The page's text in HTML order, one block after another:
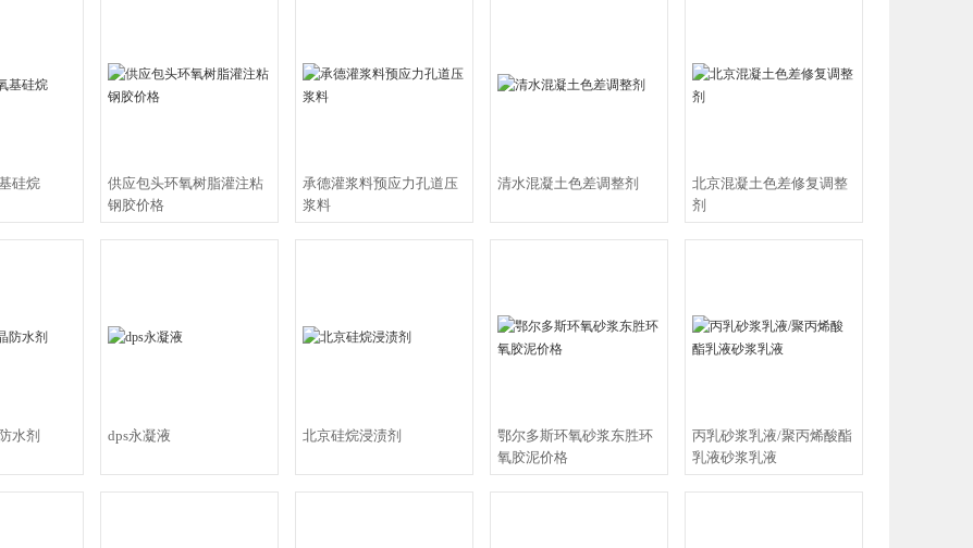
瑞晟特有限公司十分重视人才的培养和企业文化建设，坚持用企业文化提升企业核心竞争
使企业在发展中树立起良好的社会形象，北京瑞晟特有限公司的不断创新也使企业成为行业
修补胶，改性环氧植筋锚固胶，环氧胶泥，环氧树脂砂浆，环氧树脂灌浆料
硅烷
供应包头环氧树脂灌注粘
钢胶价格
承德灌浆料预应力孔道压
浆料
清水混凝土色差调整剂
北京混凝土色差修复调整
剂
水剂 dps永凝液 北京硅烷浸渍剂
鄂尔多斯环氧砂浆东胜环
氧胶泥价格
丙乳砂浆乳液/聚丙烯酸酯
乳液砂浆乳液